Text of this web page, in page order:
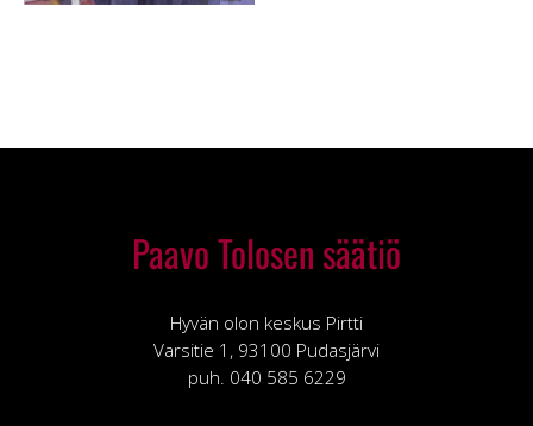
Paavo Tolosen säätiö
Hyvän olon keskus Pirtti
Varsitie 1, 93100 Pudasjärvi
puh. 040 585 6229